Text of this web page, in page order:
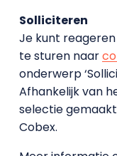
Solliciteren
Je kunt
te sturen naar
onderwerp
Afhankelijk van
selectie
Cobex.